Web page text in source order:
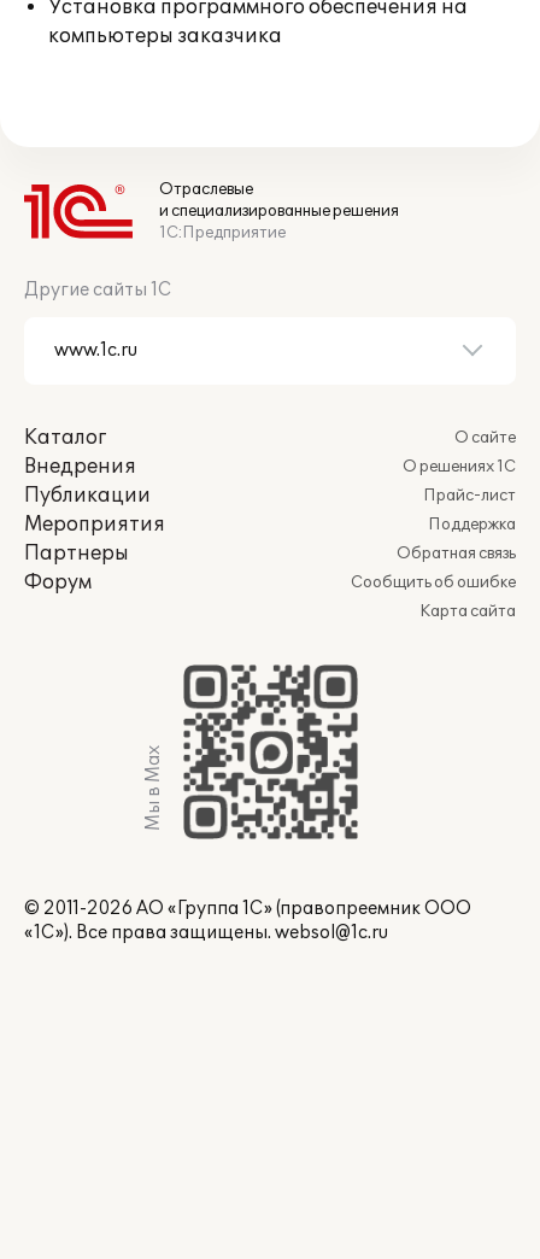
Установка программного обеспечения на
компьютеры заказчика
Отраслевые
и специализированные решения
1С:Предприятие
Другие сайты 1С
Каталог
Внедрения
Публикации
Мероприятия
Партнеры
Форум
О сайте
О решениях 1С
Прайс-лист
Поддержка
Обратная связь
Сообщить об ошибке
Карта сайта
Мы в Max
© 2011-2026 АО «Группа 1С» (правопреемник ООО
«1С»). Все права защищены. websol@1c.ru